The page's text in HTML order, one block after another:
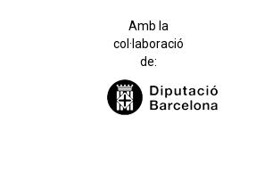
Amb la
col·laboració
de: